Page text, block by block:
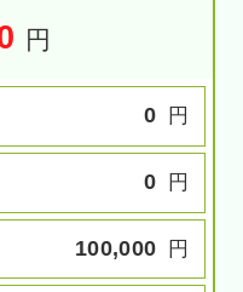
円
0 円
0 円
100,000 円